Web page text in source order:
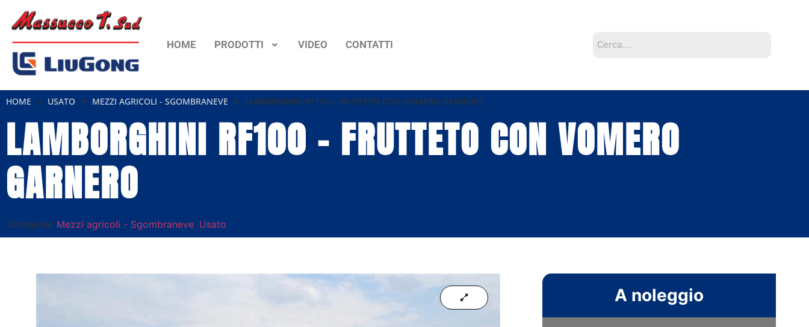
HOME PRODOTTI VIDEO CONTATTI
HOME USATO MEZZI AGRICOLI - SGOMBRANEVE LAMBORGHINI RF100 – FRUTTETO CON VOMERO GARNERO
LAMBORGHINI RF100 – FRUTTETO CON VOMERO
GARNERO
Categorie: Mezzi agricoli - Sgombraneve, Usato
A noleggio